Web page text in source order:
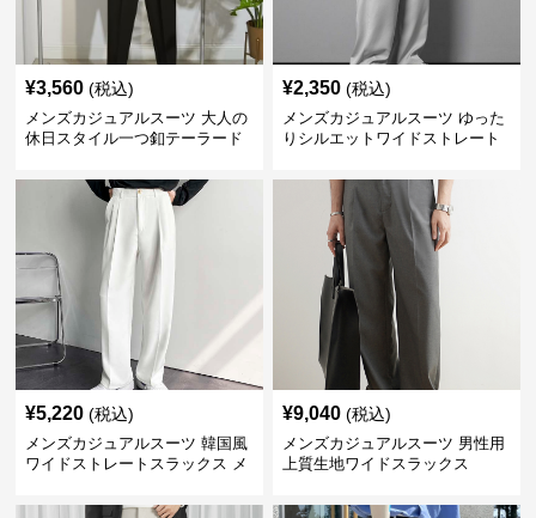
¥3,560 (税込)
メンズカジュアルスーツ 大人の
休日スタイル一つ釦テーラード
¥2,350 (税込)
メンズカジュアルスーツ ゆった
りシルエットワイドストレート
¥5,220 (税込)
メンズカジュアルスーツ 韓国風
ワイドストレートスラックス メ
¥9,040 (税込)
メンズカジュアルスーツ 男性用
上質生地ワイドスラックス